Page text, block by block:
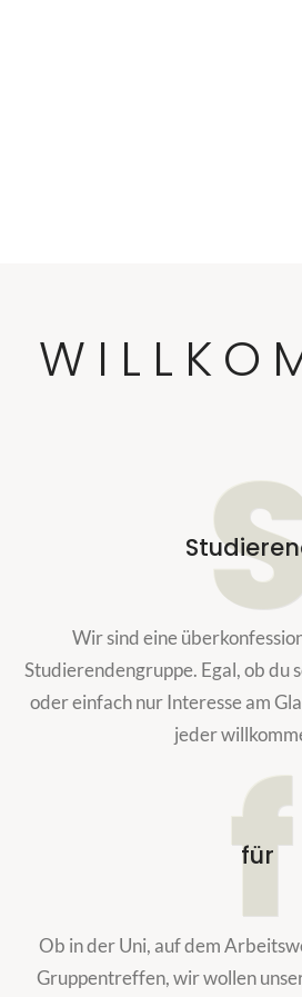
Wir sind eine
Studierendengruppe. Egal, ob du
oder einfach nur Interesse am
jeder
für
f
Ob in der Uni, auf dem
Gruppentreffen, wir wollen